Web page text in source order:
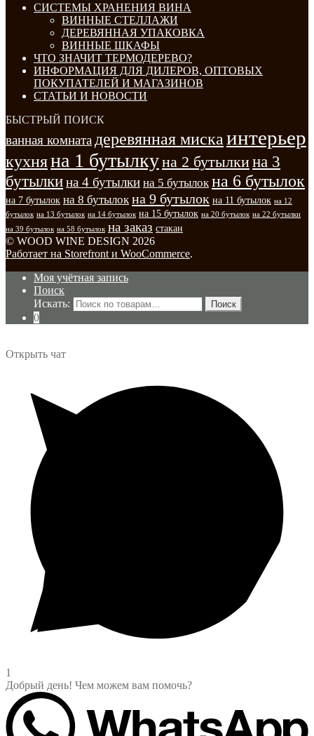
СИСТЕМЫ ХРАНЕНИЯ ВИНА
ВИННЫЕ СТЕЛЛАЖИ
ДЕРЕВЯННАЯ УПАКОВКА
ВИННЫЕ ШКАФЫ
ЧТО ЗНАЧИТ ТЕРМОДЕРЕВО?
ИНФОРМАЦИЯ ДЛЯ ДИЛЕРОВ, ОПТОВЫХ
ПОКУПАТЕЛЕЙ И МАГАЗИНОВ
СТАТЬИ И НОВОСТИ
БЫСТРЫЙ ПОИСК
ванная комната деревянная миска интерьер
кухняна 1 бутылкуна 2 бутылкина 3
бутылкина 4 бутылки на 5 бутылок на 6 бутылок
на 7 бутылок на 8 бутылок на 9 бутылок на 11 бутылок на 12
бутылок на 13 бутылок на 14 бутылок на 15 бутылок на 20 бутылок на 22 бутылки
на 39 бутылок на 58 бутылок на заказ стакан
© WOOD WINE DESIGN 2026
Работает на Storefront и WooCommerce.
Моя учётная запись
Поиск
Искать:
Поиск
0
Открыть чат
1
Добрый день! Чем можем вам помочь?